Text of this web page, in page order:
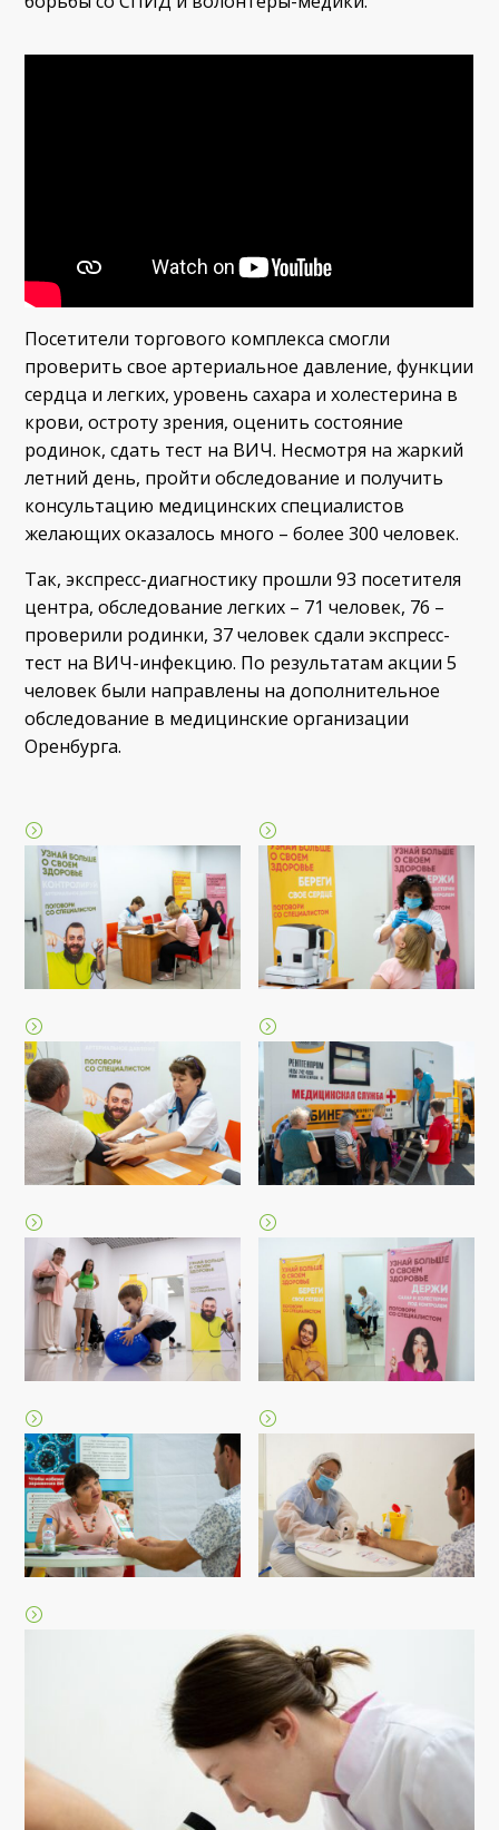
Посетители торгового комплекса смогли
проверить свое артериальное давление, функции
сердца и легких, уровень сахара и холестерина в
крови, остроту зрения, оценить состояние
родинок, сдать тест на ВИЧ. Несмотря на жаркий
летний день, пройти обследование и получить
консультацию медицинских специалистов
желающих оказалось много – более 300 человек.
Так, экспресс-диагностику прошли 93 посетителя
центра, обследование легких – 71 человек, 76 –
проверили родинки, 37 человек сдали экспресс-
тест на ВИЧ-инфекцию. По результатам акции 5
человек были направлены на дополнительное
обследование в медицинские организации
Оренбурга.